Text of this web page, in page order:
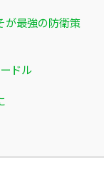
が最強の防衛策
ドル